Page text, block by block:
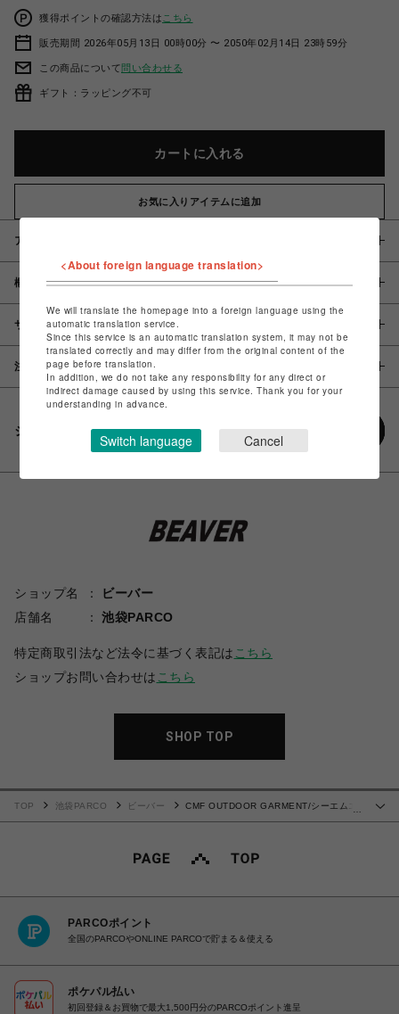
獲得ポイントの確認方法は こちら
販売期間 2026年05月13日 00時00分 〜 2050年02月14日 23時59分
この商品について問い合わせる
ギフト：ラッピング不可
カートに入れる
お気に入りアイテムに追加
アイテム説明 / 素材
概要
サイズ
注意事項
シェアする
ショップ名
ビーバー
店舗名
池袋PARCO
特定商取引法など法令に基づく表記は こちら
ショップお問い合わせは こちら
SHOP TOP
TOP 池袋PARCO ビーバー
CMF OUTDOOR GARMENT/シーエムエ
PARCOポイント
全国のPARCOやONLINE PARCOで貯まる＆使える
ポケパル払い
初回登録＆お買物で最大1,500円分のPARCOポイント進呈
<About foreign language translation>
We will translate the homepage into a foreign language using the
automatic translation service.
Since this service is an automatic translation system, it may not be
translated correctly and may differ from the original content of the
page before translation.
In addition, we do not take any responsibility for any direct or
indirect damage caused by using this service. Thank you for your
understanding in advance.
Switch language Cancel